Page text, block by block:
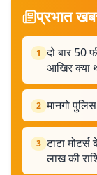
प्रभात
1 दो बार 50
आखिर क्या
2 मानगो
3 टाटा
लाख की